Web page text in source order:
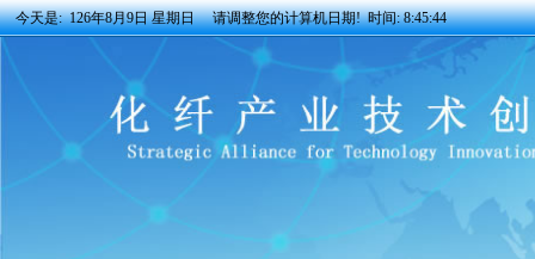
今天是:126年8月9日 星期日 请调整您的计算机日期! 时间:8:45:44